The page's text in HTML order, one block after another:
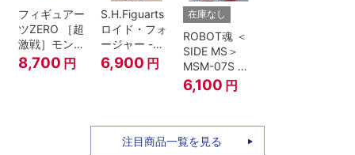
フィギュアー
ツZERO ［超
激戦］モンキ
ー・D・ルフ
ィ -ギア4 三
8,700 円
S.H.Figuarts
ロイド・フォ
ージャー -フ
ォージャー家
のちち-
『SPY×FAMILY』
6,900 円
在庫なし
ROBOT魂 ＜
SIDE MS＞
MSM-07S シ
ャア専用ズゴ
ック ver.
6,100 円
注目商品一覧を見る